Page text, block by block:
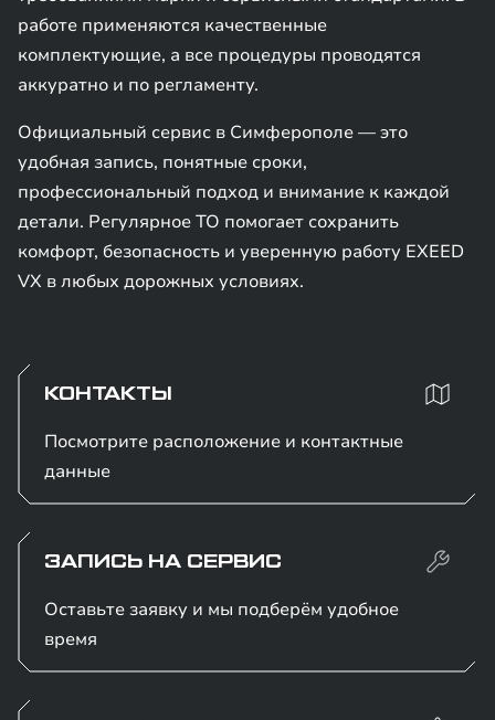
работе применяются качественные
комплектующие, а все процедуры проводятся
аккуратно и по регламенту.
Официальный сервис в Симферополе — это
удобная запись, понятные сроки,
профессиональный подход и внимание к каждой
детали. Регулярное ТО помогает сохранить
комфорт, безопасность и уверенную работу EXEED
VX в любых дорожных условиях.
КОНТАКТЫ
Посмотрите расположение и контактные
данные
ЗАПИСЬ НА СЕРВИС
Оставьте заявку и мы подберём удобное
время